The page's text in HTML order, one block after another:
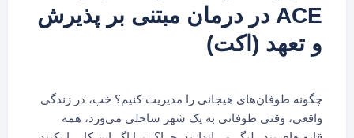
ACE در درمان مبتنی بر پذیرش
و تعهد (اکت)
چگونه طوفان‌های هیجانی را مدیریت کنیم؟ خب، در زندگی
واقعی، وقتی طوفانی به یک شهر ساحلی می‌وزد، همه